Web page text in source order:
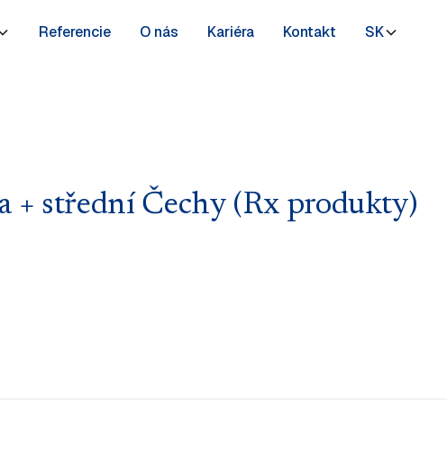
Referencie O nás Kariéra Kontakt SK
+ střední Čechy (Rx produkty)